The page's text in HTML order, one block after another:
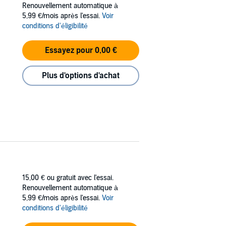
Alliance. Using the latest high-energy
before. Spartan will use this and every
fearsome clan leaders, can stop him, even
The war may have been won, but after
Renouvellement automatique à
5,99 €/mois après l'essai. Voir
conditions d'éligibilité
Essayez pour 0,00 €
Plus d'options d'achat
15,00 € ou gratuit avec l'essai.
Renouvellement automatique à
5,99 €/mois après l'essai. Voir
conditions d'éligibilité